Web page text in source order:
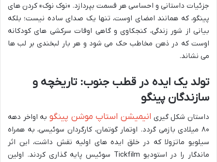
جزئیات داستانی و احساسی هر قسمت بپردازد. «نوک نوک» کردن های
پینگو، که همانند امضای اوست، تنها یک صدای ساده نیست؛ بلکه
بیانی از شور زندگی، کنجکاوی و گاهی اوقات سرکشی های کودکانه
اوست که در ذهن مخاطب حک می شود و هر بار لبخندی بر لب ها
می نشاند.
تولد یک ایده در قطب جنوب: تاریخچه و
سازندگان پینگو
داستان شکل گیری انیمیشن استاپ موشن پینگو به اواخر دهه
۸۰ میلادی بازمی گردد. اوتمار گوتمان، کارگردان سوئیسی، به همراه
سیلویو ماتزولا که در خلق ایده های اولیه نقش داشت، این اثر
ماندگار را در استودیو Tickfilm سوئیس پایه گذاری کردند. اولین